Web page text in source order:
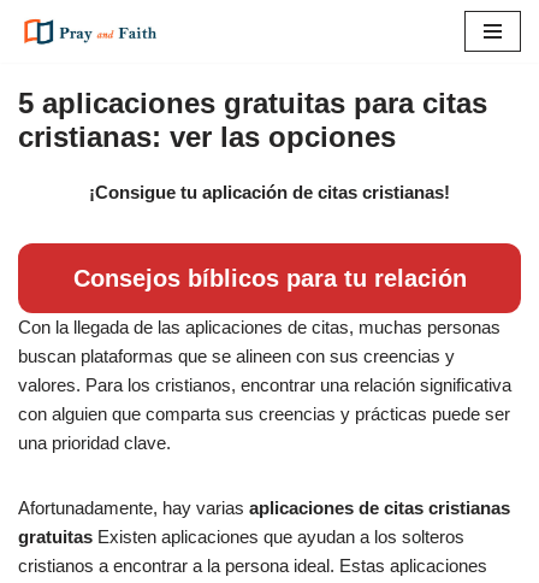
al
contenido
5 aplicaciones gratuitas para citas
cristianas: ver las opciones
¡Consigue tu aplicación de citas cristianas!
Consejos bíblicos para tu relación
Con la llegada de las aplicaciones de citas, muchas personas
buscan plataformas que se alineen con sus creencias y
valores. Para los cristianos, encontrar una relación significativa
con alguien que comparta sus creencias y prácticas puede ser
una prioridad clave.
Afortunadamente, hay varias aplicaciones de citas cristianas
gratuitas Existen aplicaciones que ayudan a los solteros
cristianos a encontrar a la persona ideal. Estas aplicaciones